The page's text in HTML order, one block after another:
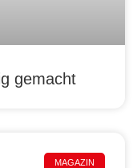
gemacht
MAGAZIN